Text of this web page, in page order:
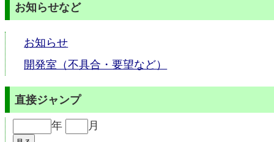
お知らせなど
お知らせ
開発室（不具合・要望など）
直接ジャンプ
年 月